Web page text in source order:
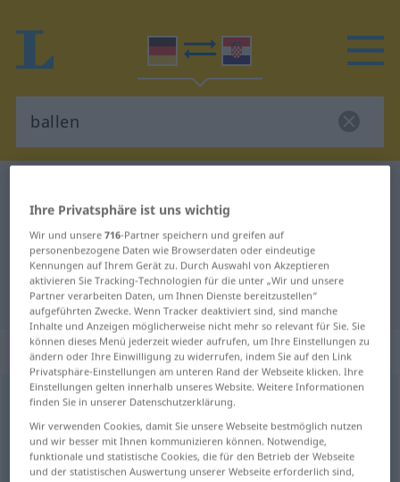
Deutsch-Kroatisch Übersetzung für
"ballen"
"ballen" Kroatisch Übersetzung
„ballen“
ballen
Übersicht aller Übersetzungen
(Für mehr Details die Übersetzung anklicken/antippen)
Ihre Privatsphäre ist uns wichtig
Wir und unsere716-Partner speichern und greifen auf
personenbezogene Daten wie Browserdaten oder eindeutige
Kennungen auf Ihrem Gerät zu. Durch Auswahl von Akzeptieren
aktivieren Sie Tracking-Technologien für die unter „Wir und unsere
Partner verarbeiten Daten, um Ihnen Dienste bereitzustellen“
aufgeführten Zwecke. Wenn Tracker deaktiviert sind, sind manche
Inhalte und Anzeigen möglicherweise nicht mehr so relevant für Sie. Sie
können dieses Menü jederzeit wieder aufrufen, um Ihre Einstellungen zu
ändern oder Ihre Einwilligung zu widerrufen, indem Sie auf den Link
Privatsphäre-Einstellungen am unteren Rand der Webseite klicken. Ihre
Einstellungen gelten innerhalb unseres Website. Weitere Informationen
finden Sie in unserer Datenschutzerklärung.
Wir verwenden Cookies, damit Sie unsere Webseite bestmöglich nutzen
und wir besser mit Ihnen kommunizieren können. Notwendige,
funktionale und statistische Cookies, die für den Betrieb der Webseite
und der statistischen Auswertung unserer Webseite erforderlich sind,